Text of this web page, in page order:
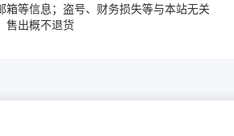
箱等信息；盗号、财务损失等与本站无关
售出概不退货